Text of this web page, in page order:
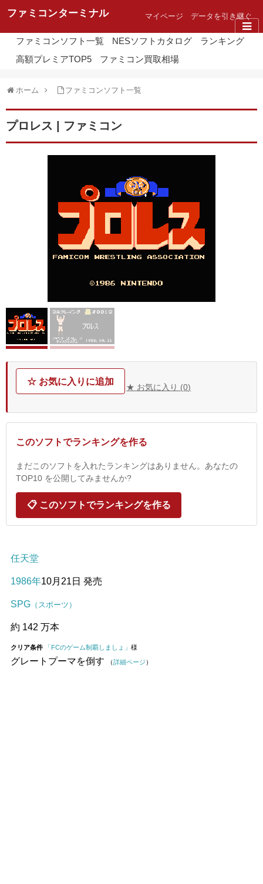
ファミコンターミナル マイページ データを引き継ぐ
ファミコンソフト一覧 NESソフトカタログ
ランキング
高額プレミアTOP5
ファミコン買取相場
ホーム ファミコンソフト一覧
プロレス | ファミコン
☆ お気に入りに追加
★ お気に入り (0)
このソフトでランキングを作る
まだこのソフトを入れたランキングはありません。あなたの
TOP10 を公開してみませんか?
📋 このソフトでランキングを作る
任天堂
1986年10月21日 発売
SPG （スポーツ）
約 142 万本
クリア条件 「FCのゲーム制覇しましょ」 様
グレートプーマを倒す （詳細ページ）